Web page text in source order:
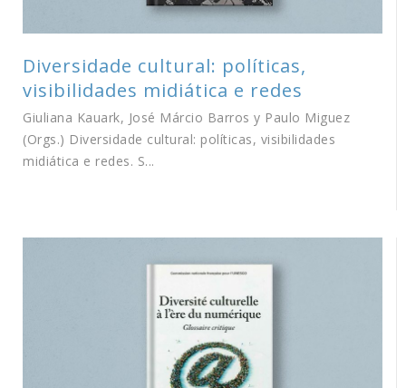
Diversidade cultural: políticas,
visibilidades midiática e redes
Giuliana Kauark, José Márcio Barros y Paulo Miguez
(Orgs.) Diversidade cultural: políticas, visibilidades
midiática e redes. S...